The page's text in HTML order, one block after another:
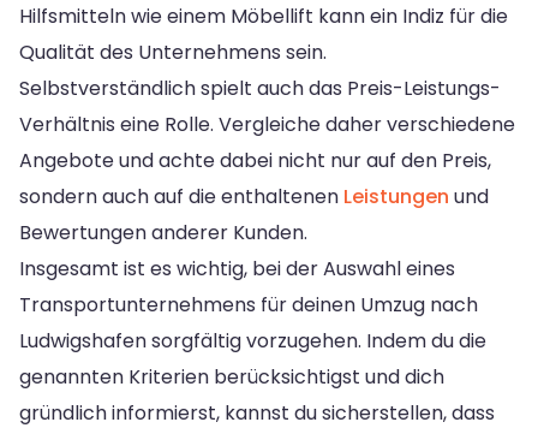
Hilfsmitteln wie einem Möbellift kann ein Indiz für die
Qualität des Unternehmens sein.
Selbstverständlich spielt auch das Preis-Leistungs-
Verhältnis eine Rolle. Vergleiche daher verschiedene
Angebote und achte dabei nicht nur auf den Preis,
sondern auch auf die enthaltenen Leistungen und
Bewertungen anderer Kunden.
Insgesamt ist es wichtig, bei der Auswahl eines
Transportunternehmens für deinen Umzug nach
Ludwigshafen sorgfältig vorzugehen. Indem du die
genannten Kriterien berücksichtigst und dich
gründlich informierst, kannst du sicherstellen, dass